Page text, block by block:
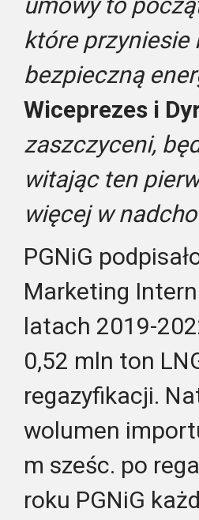
które przyniesie
bezpieczną
Wiceprezes i
zaszczyceni,
witając ten
więcej w
PGNiG
Marketing
latach 2019-
0,52 mln ton
regazyfikacji.
wolumen
m sześc. po
roku PGNiG